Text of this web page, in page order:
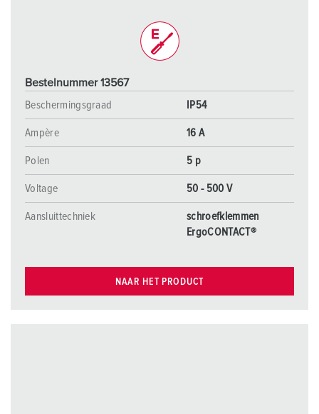
Bestelnummer 13567
Beschermingsgraad
IP54
Ampère 16 A
Polen 5 p
Voltage 50 - 500 V
Aansluittechniek
schroefklemmen
ErgoCONTACT®
NAAR HET PRODUCT